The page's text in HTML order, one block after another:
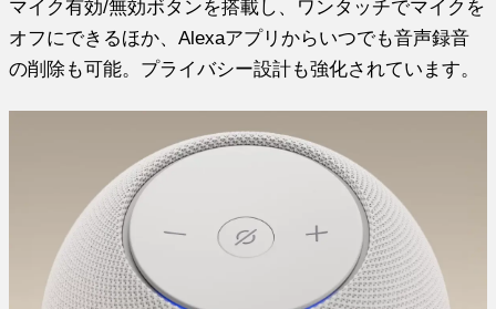
マイク有効/無効ボタンを搭載し、ワンタッチでマイクを
オフにできるほか、Alexaアプリからいつでも音声録音
の削除も可能。プライバシー設計も強化されています。